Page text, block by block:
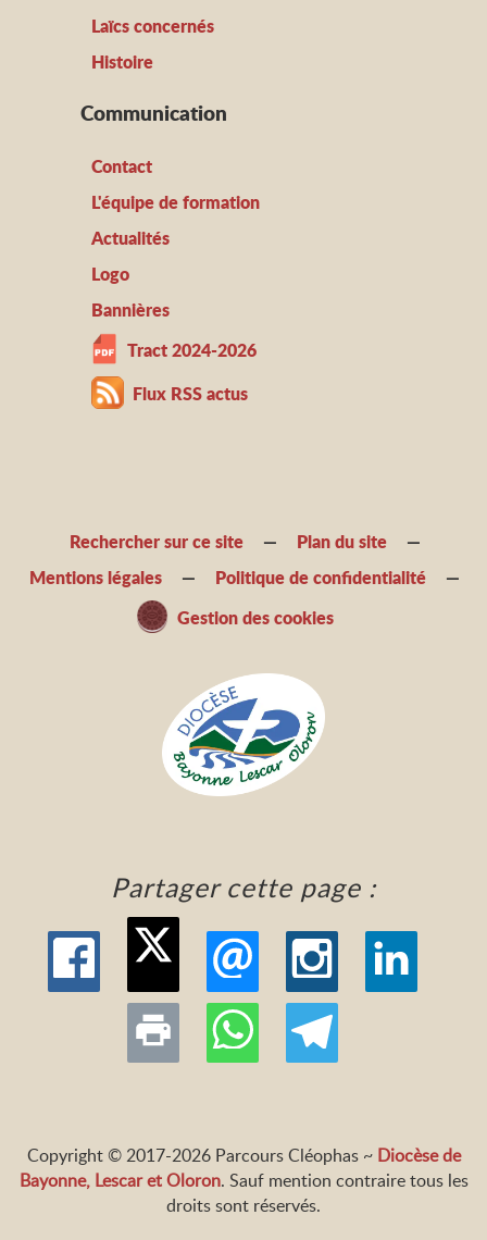
Laïcs concernés
Histoire
Communication
Contact
L'équipe de formation
Actualités
Logo
Bannières
Tract 2024-2026
Flux RSS actus
Rechercher sur ce site
Plan du site
Mentions légales
Politique de confidentialité
Gestion des cookies
Partager cette page :
Copyright © 2017-2026 Parcours Cléophas ~ Diocèse de
Bayonne, Lescar et Oloron. Sauf mention contraire tous les
droits sont réservés.